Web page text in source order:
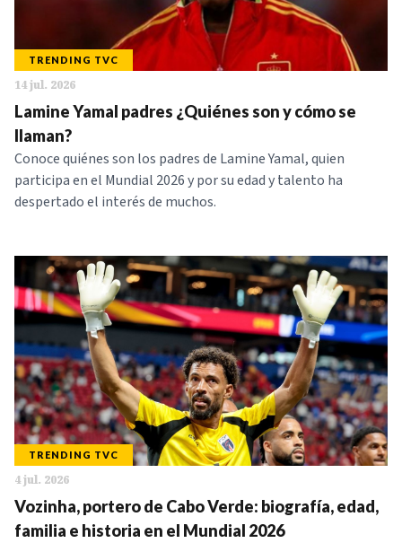
TRENDING TVC
14 jul. 2026
Lamine Yamal padres ¿Quiénes son y cómo se
llaman?
Conoce quiénes son los padres de Lamine Yamal, quien
participa en el Mundial 2026 y por su edad y talento ha
despertado el interés de muchos.
TRENDING TVC
4 jul. 2026
Vozinha, portero de Cabo Verde: biografía, edad,
familia e historia en el Mundial 2026